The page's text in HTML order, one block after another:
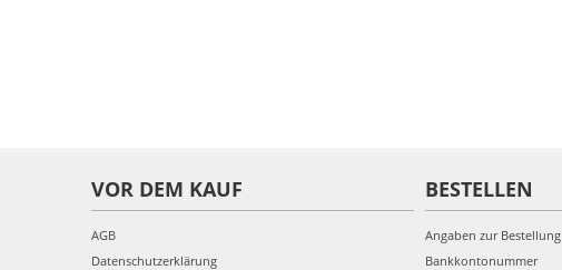
VOR DEM KAUF
AGB
Datenschutzerklärung
BESTELLEN
Angaben zur Bestellung
Bankkontonummer